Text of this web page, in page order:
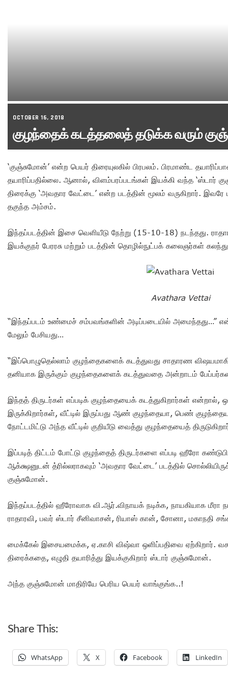
OCTOBER 16, 2018
குழந்தைக் கடத்தலைத் தடுக்க வரும்
‘குஞ்சுமோன்’ என்ற பெயர் திரையுலகில் பிரபலம். பிரமாண்ட
தயாரிப்பதில்லை. ஆனால், விளம்பரப்படங்கள் இயக்கி வந்த ‘ஸ்டார்
திரைக்கு ‘அவதார வேட்டை’ என்ற படத்தின் மூலம் வருகிறார். இவரே
தகுந்த அம்சம்.
இந்தப்படத்தின் இசை வெளியீடு நேற்று (15-10-18) நடந்தது.
இயக்குநர் பேரரசு மற்றும் படத்தின் தொழில்நுட்பக் கலைஞர்கள்
Avathara Vettai
“இந்தப்படம் உண்மைச் சம்பவங்களின் அடிப்படையில் அமைந்தது…”
மேலும் பேசியது…
“இப்பொழுதெல்லாம் குழந்தைகளைக் கடத்துவது சாதாரண
தனியாக இருக்கும் குழந்தைகளைக் கடத்துவதை அன்றாடம்
இந்தத் திருடர்கள் எப்படிக் குழந்தையைக் கடத்துகிறார்கள்
இருக்கிறார்கள், வீட்டில் இருப்பது ஆண் குழந்தையா, பெண்
நோட்டமிட்டு அந்த வீட்டில் குறியீடு வைத்து குழந்தையைத்
இப்படித் திட்டம் போட்டு குழந்தைத் திருடர்களை எப்படி ஹீரோ
ஆக்க்ஷனுடன் த்ரில்லராகவும் ‘அவதார வேட்டை’ படத்தில்
குஞ்சுமோன்.
இந்தப்படத்தில் ஹீரோவாக வி.ஆர்.விநாயக் நடிக்க, நாயகியாக மீரா
ராதாரவி, பவர் ஸ்டார் சீனிவாசன், ரியாஸ் கான், சோனா, மகாநதி
மைக்கேல் இசையமைக்க, ஏ.காசி விஷ்வா ஒளிப்பதிவை
திரைக்கதை, எழுதி தயாரித்து இயக்குகிறார் ஸ்டார் குஞ்சுமோன்.
அந்த குஞ்சுமோன் மாதிரியே பெரிய பெயர் வாங்குங்க..!
Share This:
WhatsApp X Facebook LinkedIn